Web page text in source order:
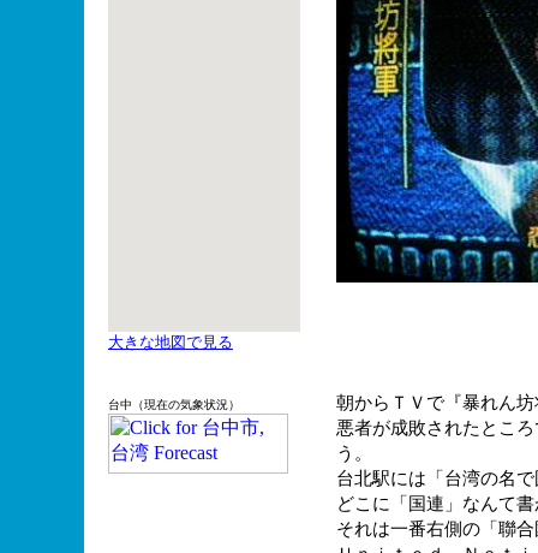
大きな地図で見る
台中（現在の気象状況）
朝からＴＶで『暴れん
悪者が成敗されたとこ
う。
台北駅には「台湾の名
どこに「国連」なんて
それは一番右側の「聯